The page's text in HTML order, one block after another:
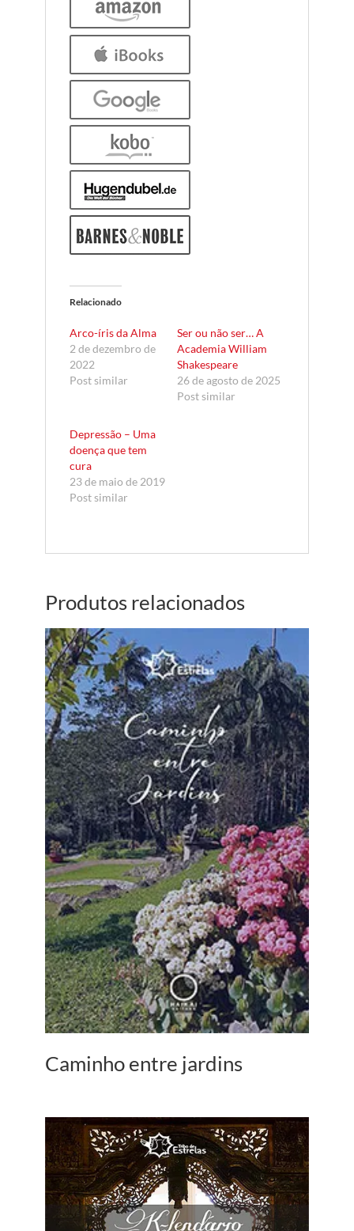
Relacionado
Arco-íris da Alma
2 de dezembro de
2022
Post similar
Ser ou não ser… A
Academia William
Shakespeare
26 de agosto de 2025
Post similar
Depressão – Uma
doença que tem
cura
23 de maio de 2019
Post similar
Produtos relacionados
Caminho entre jardins